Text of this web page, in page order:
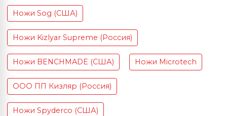
Ножи Sog (США)
Ножи Kizlyar Supreme (Россия)
Ножи BENCHMADE (США) Ножи Microtech
ООО ПП Кизляр (Россия)
Ножи Spyderco (США)